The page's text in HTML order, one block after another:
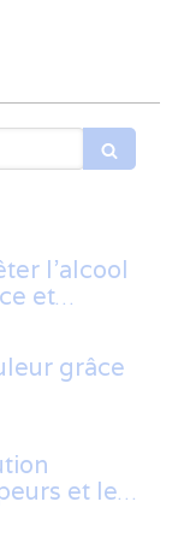
l’alcool
et
grâce
et les